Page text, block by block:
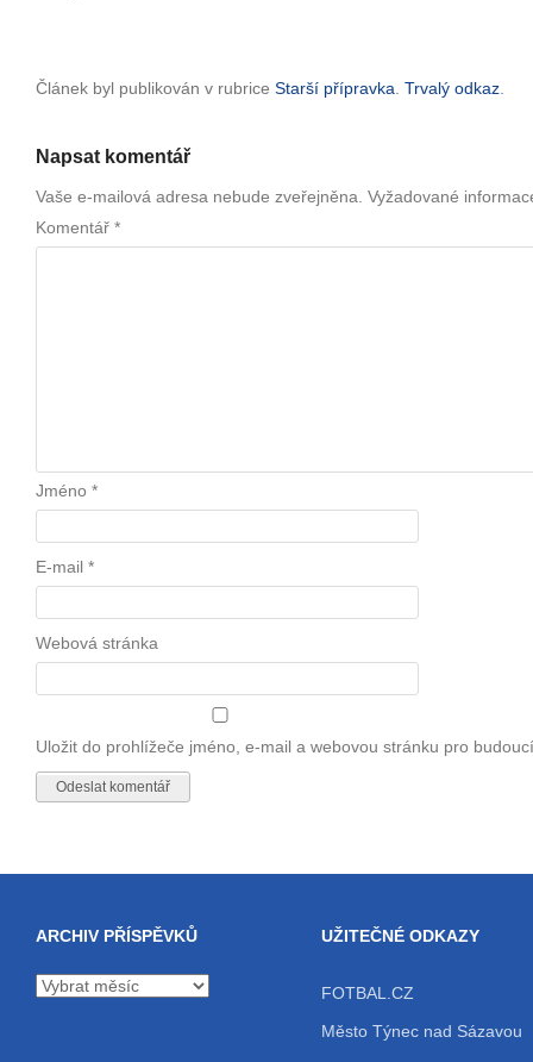
Článek byl publikován v rubrice Starší přípravka Trvalý odkaz
Napsat komentář
Vaše e-mailová adresa nebude zveřejněna. Vyžadované
Komentář *
Jméno *
E-mail *
Webová stránka
Uložit do prohlížeče jméno, e-mail a webovou stránku pro
ARCHIV PŘÍSPĚVKŮ
Archiv
UŽITEČNÉ ODKAZY
FOTBAL.CZ
Město Týnec nad Sázavou